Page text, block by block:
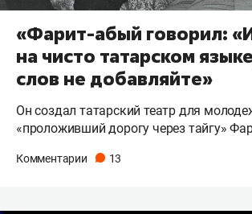
«Фарит-абый говорил:
на чисто татарском
слов не добавляйте»
Он создал татарский театр для
«проложивший дорогу через тайгу»
Комментарии 13